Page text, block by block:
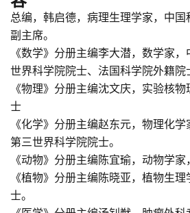
总编，韩启德，病理生理学家，中
副主席。
《数学》分册主编李大潜，数学家
世界科学院院士、法国科学院外籍院
《物理》分册主编沈文庆，实验核
士
《化学》分册主编赵东元，物理化学
第三世界科学院院士。
《动物》分册主编陈宜瑜，动物学家
《植物》分册主编陈晓亚，植物生
士。